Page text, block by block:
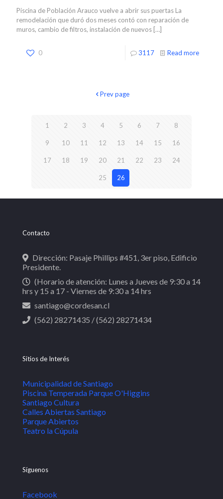
Piscina de Población Arauco vuelve a abrir sus puertas La
remodelación que duró dos meses contó con reparación de
muros, cambio de filtros, instalación de nuevos […]
0 3117 Read more
Prev page
1 2 3 4 5 6 7 8
9 10 11 12 13 14 15 16
17 18 19 20 21 22 23 24
25 26
Contacto
Dirección: Pasaje Phillips #451, 3er piso, Edificio
Presidente.
(Horario de atención: Lunes a Jueves de 9:30 a 14
hrs y 15 a 17 - Viernes de 9:30 a 14 hrs
santiago@cordesan.cl
(562) 28271435 / (562) 28271434
Sitios de Interés
Municipalidad de Santiago
Piscina Temperada Parque O'Higgins
Santiago Cultura
Calles Abiertas Santiago
Parque Abiertos
Teatro la Cúpula
Síguenos
Facebook